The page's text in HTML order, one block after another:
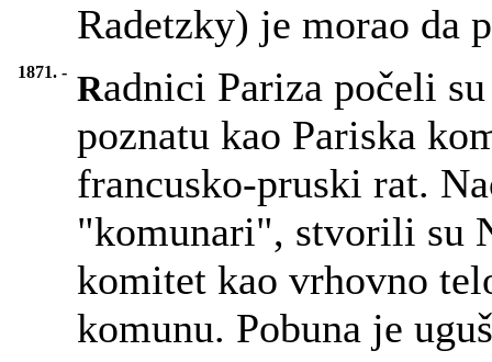
Radetzky) je morao da
1871. - Radnici Pariza počeli
poznatu kao Pariska
francusko-pruski rat.
"komunari", stvorili su
komitet kao vrhovno
komunu. Pobuna je